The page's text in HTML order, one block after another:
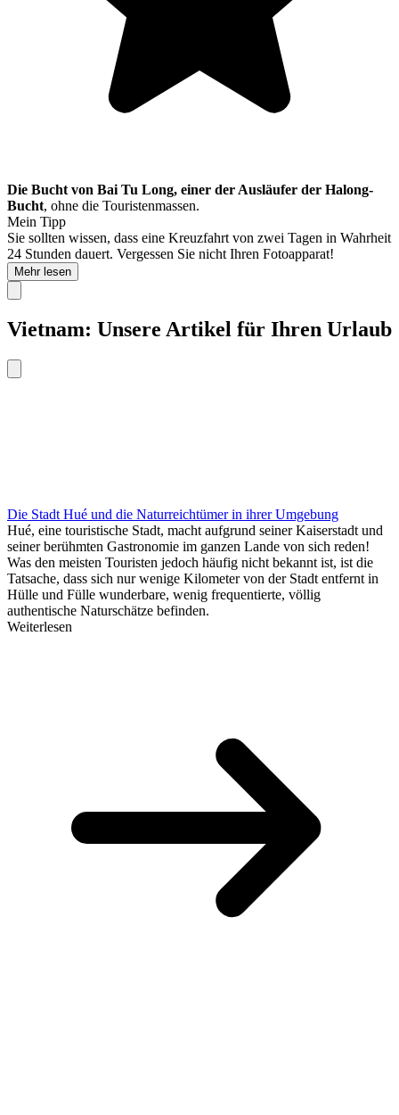
Die Bucht von Bai Tu Long, einer der Ausläufer der Halong-
Bucht, ohne die Touristenmassen.
Mein Tipp
Sie sollten wissen, dass eine Kreuzfahrt von zwei Tagen in Wahrheit
24 Stunden dauert. Vergessen Sie nicht Ihren Fotoapparat!
Mehr lesen
Vietnam: Unsere Artikel für Ihren Urlaub
Die Stadt Hué und die Naturreichtümer in ihrer Umgebung
Hué, eine touristische Stadt, macht aufgrund seiner Kaiserstadt und
seiner berühmten Gastronomie im ganzen Lande von sich reden!
Was den meisten Touristen jedoch häufig nicht bekannt ist, ist die
Tatsache, dass sich nur wenige Kilometer von der Stadt entfernt in
Hülle und Fülle wunderbare, wenig frequentierte, völlig
authentische Naturschätze befinden.
Weiterlesen